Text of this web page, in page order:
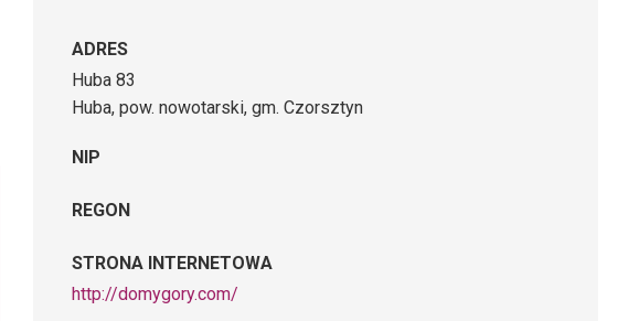
ADRES
Huba 83
Huba, pow. nowotarski, gm. Czorsztyn
NIP
REGON
STRONA INTERNETOWA
http://domygory.com/